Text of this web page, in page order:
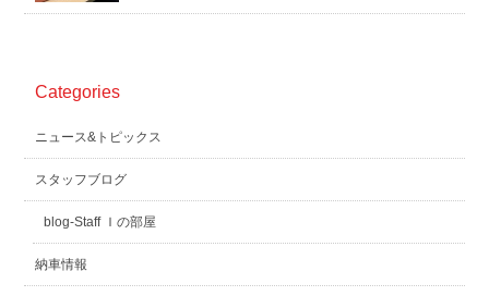
スタッフ紹介 リクルート
ホーム T.U.C.GROUP
Categories
ニュース&トピックス
スタッフブログ
blog-Staff Ｉの部屋
納車情報